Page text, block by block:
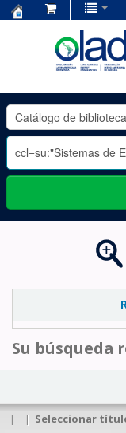
OLADE
-
Su búsqueda
| | Seleccionar